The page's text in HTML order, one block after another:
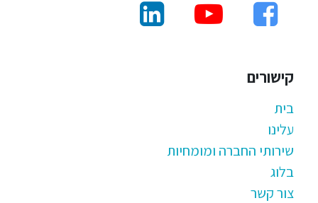
קישורים
בית
עלינו
שירותי החברה ומומחיות
בלוג
צור קשר